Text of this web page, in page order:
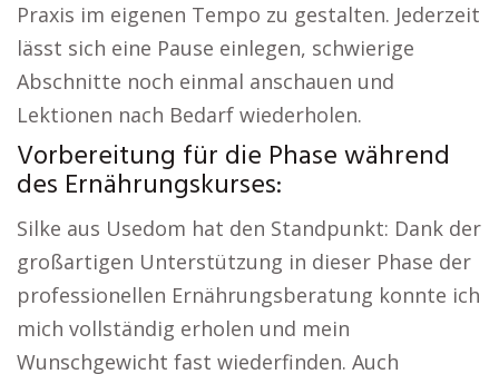
Praxis im eigenen Tempo zu gestalten. Jederzeit
lässt sich eine Pause einlegen, schwierige
Abschnitte noch einmal anschauen und
Lektionen nach Bedarf wiederholen.
Vorbereitung für die Phase während
des Ernährungskurses:
Silke aus Usedom hat den Standpunkt: Dank der
großartigen Unterstützung in dieser Phase der
professionellen Ernährungsberatung konnte ich
mich vollständig erholen und mein
Wunschgewicht fast wiederfinden. Auch